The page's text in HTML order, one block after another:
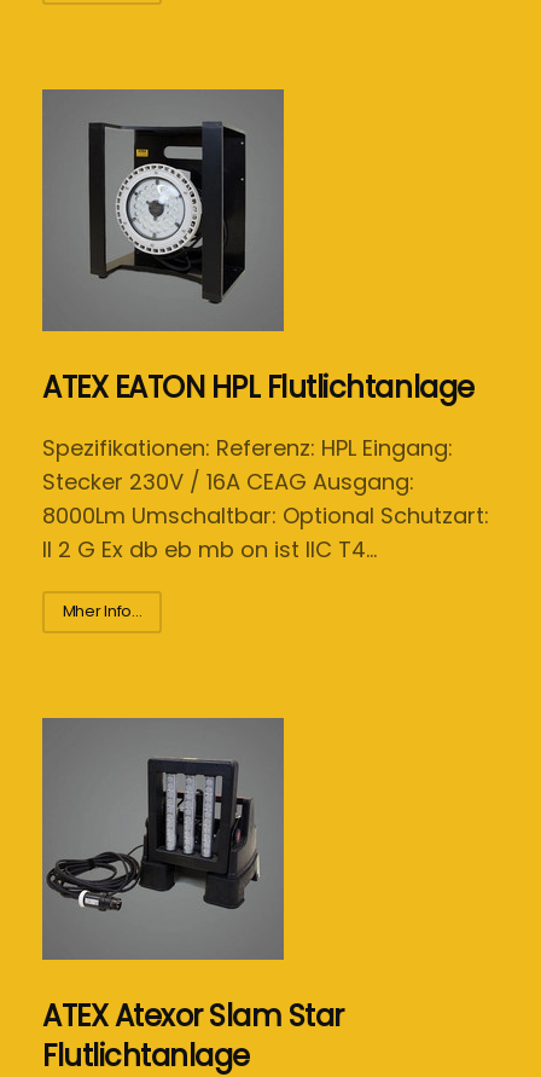
ATEX EATON HPL Flutlichtanlage
Spezifikationen: Referenz: HPL Eingang:
Stecker 230V / 16A CEAG Ausgang:
8000Lm Umschaltbar: Optional Schutzart:
II 2 G Ex db eb mb on ist IIC T4…
Mher Info...
ATEX Atexor Slam Star
Flutlichtanlage